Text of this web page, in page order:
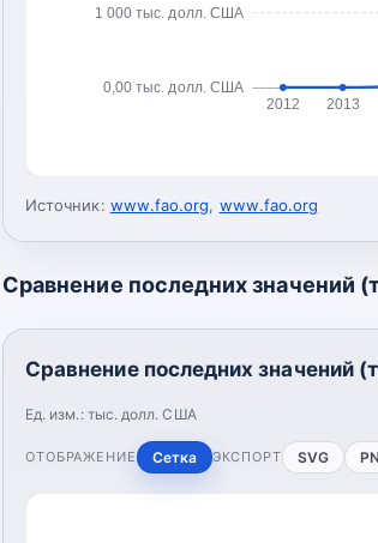
0,00 тыс. долл. США
1 000 тыс. долл. США
2012 2013
Источник: www.fao.org, www.fao.org
Сравнение последних значений
Сравнение последних значений
Ед. изм.: тыс. долл. США
ОТОБРАЖЕНИЕ Сетка ЭКСПОРТ SVG